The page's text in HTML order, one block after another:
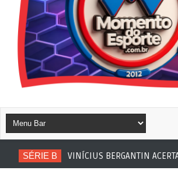
SÉRIE B VINÍCIUS BERGANTIN ACERTA